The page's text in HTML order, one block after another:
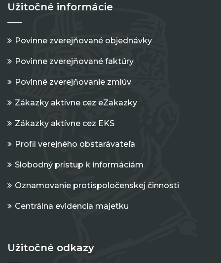
Užitočné informácie
Povinne zverejňované objednávky
Povinne zverejňované faktúry
Povinné zverejňovanie zmlúv
Zákazky aktívne cez eZakazky
Zákazky aktívne cez EKS
Profil verejného obstarávateľa
Slobodný prístup k informáciám
Oznamovanie protispoločenskej činnosti
Centrálna evidencia majetku
Užitočné odkazy